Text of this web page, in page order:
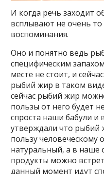
И когда речь заходит
всплывают не очень
воспоминания.
Оно и понятно ведь
специфическим
месте не стоит, и
рыбий жир в таком
сейчас рыбий жир
пользы от него будет
спроста наши бабули и
утверждали что
пользу человеческому
натуральный, а в наше
продукты можно
данный момент идут